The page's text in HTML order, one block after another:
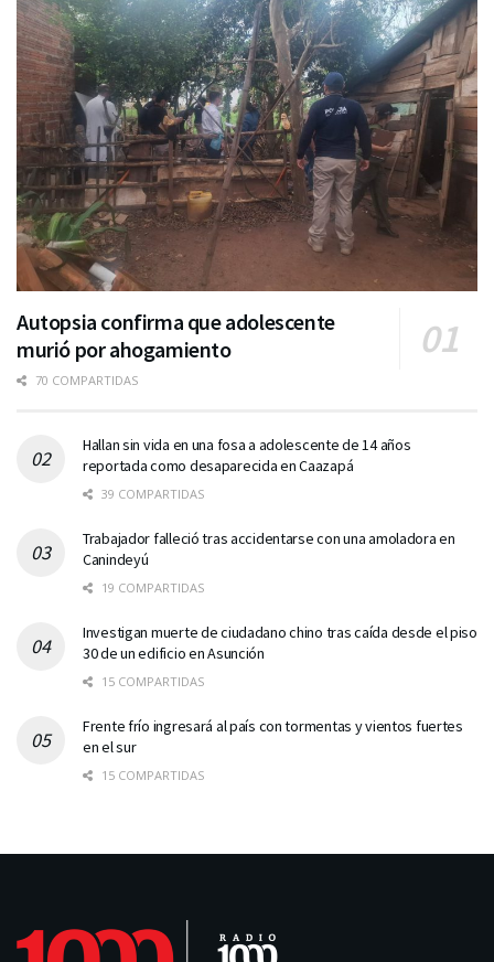
Autopsia confirma que adolescente
murió por ahogamiento
70 COMPARTIDAS
Hallan sin vida en una fosa a adolescente de 14 años
reportada como desaparecida en Caazapá
39 COMPARTIDAS
Trabajador falleció tras accidentarse con una amoladora en
Canindeyú
19 COMPARTIDAS
Investigan muerte de ciudadano chino tras caída desde el piso
30 de un edificio en Asunción
15 COMPARTIDAS
Frente frío ingresará al país con tormentas y vientos fuertes
en el sur
15 COMPARTIDAS